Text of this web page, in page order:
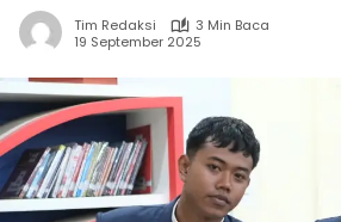
Tim Redaksi
3 Min Baca
19 September 2025